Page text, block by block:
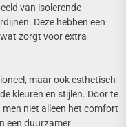
van isolerende
Deze hebben een
zorgt voor extra
maar ook esthetisch
kleuren en stijlen. Door te
niet alleen het comfort
een duurzamer